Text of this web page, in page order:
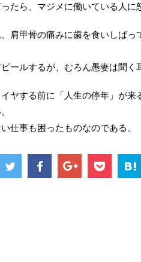
たら、マジメに働いている人に
肩甲骨の痛みに歯を食いしばっ
ールするが、むろん愚妻は聞く
ヤする前に「人生の停年」が来
仕事も困ったものなのである。